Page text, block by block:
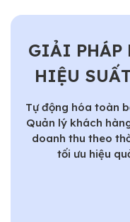
GIẢI PHÁP
HIỆU
Tự động hóa toàn
Quản lý khách
doanh thu theo
tối ưu hiệu